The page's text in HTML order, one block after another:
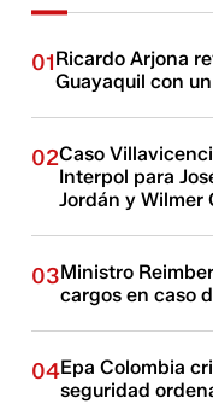
01Ricardo Arjona
Guayaquil con
02Caso
Interpol para
Jordán y Wilmer
03Ministro
cargos en caso
04Epa Colombia
seguridad